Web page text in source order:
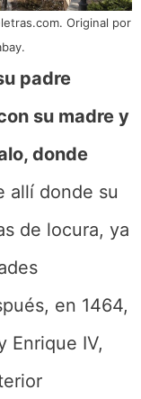
Original por
padre
su madre y
donde
allí donde su
de locura, ya
en 1464,
Enrique IV,